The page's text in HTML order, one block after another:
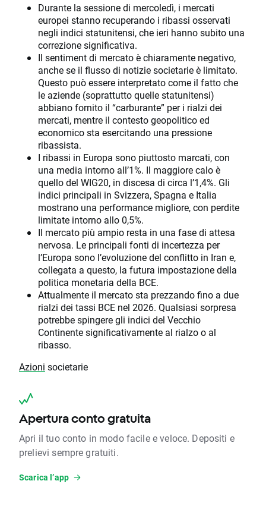
Durante la sessione di mercoledì, i mercati
europei stanno recuperando i ribassi osservati
negli indici statunitensi, che ieri hanno subito una
correzione significativa.
Il sentiment di mercato è chiaramente negativo,
anche se il flusso di notizie societarie è limitato.
Questo può essere interpretato come il fatto che
le aziende (soprattutto quelle statunitensi)
abbiano fornito il “carburante” per i rialzi dei
mercati, mentre il contesto geopolitico ed
economico sta esercitando una pressione
ribassista.
I ribassi in Europa sono piuttosto marcati, con
una media intorno all’1%. Il maggiore calo è
quello del WIG20, in discesa di circa l’1,4%. Gli
indici principali in Svizzera, Spagna e Italia
mostrano una performance migliore, con perdite
limitate intorno allo 0,5%.
Il mercato più ampio resta in una fase di attesa
nervosa. Le principali fonti di incertezza per
l’Europa sono l’evoluzione del conflitto in Iran e,
collegata a questo, la futura impostazione della
politica monetaria della BCE.
Attualmente il mercato sta prezzando fino a due
rialzi dei tassi BCE nel 2026. Qualsiasi sorpresa
potrebbe spingere gli indici del Vecchio
Continente significativamente al rialzo o al
ribasso.
Azioni societarie
Apertura conto gratuita
Apri il tuo conto in modo facile e veloce. Depositi e
prelievi sempre gratuiti.
Scarica l’app